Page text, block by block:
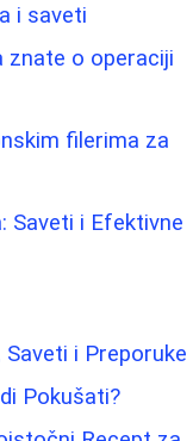
i saveti
znate o operaciji
filerima za
Saveti i Efektivne
i Preporuke
Pokušati?